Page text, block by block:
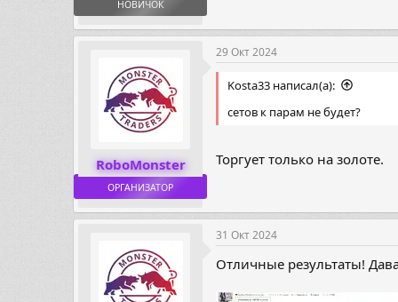
НОВИЧОК
RoboMonster
ОРГАНИЗАТОР
29 Окт 2024
Kosta33 написал(а):
сетов к парам не будет?
Торгует только на золоте.
31 Окт 2024
Отличные результаты!